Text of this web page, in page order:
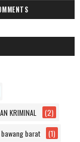
KRIMINAL (2)
barat (1)